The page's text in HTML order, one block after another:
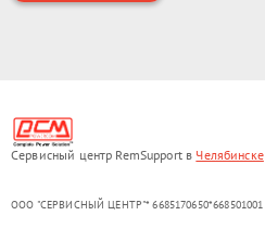
Сервисный центр RemSupport в Челябинске
ООО "СЕРВИСНЫЙ ЦЕНТР"* 6685170650*668501001